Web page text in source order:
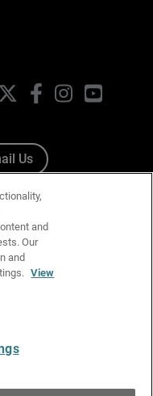
FacebookInstagramYouTube
Us
and
Our
and
View